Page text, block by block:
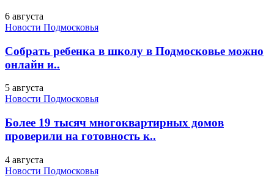
6 августа
Новости Подмосковья
Собрать ребенка в школу в Подмосковье можно
онлайн и..
5 августа
Новости Подмосковья
Более 19 тысяч многоквартирных домов
проверили на готовность к..
4 августа
Новости Подмосковья